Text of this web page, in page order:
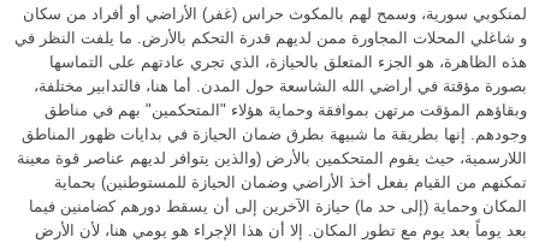
لمنكوبي سورية، وسمح لهم بالمكوث حراس (غفر ) الأراضي أو أفراد من سكان
و شاغلي المحلات المجاورة ممن لديهم قدرة التحكم بالأرض
ما يلفت النظر في
هذه الظاهرة، هو الجزء المتعلق بالحيازة، الذي تجري عادتهم على التماسها
بصورة مؤقتة في أراضي الله الشاسعة حول المدن
أما هنا، فالتدابير مختلفة،
وبقاؤهم المؤقت مرتهن بموافقة وحماية هؤلاء " المتحكمين" بهم في مناطق
وجودهم
إنها بطريقة ما شبيهة بطرق ضمان الحيازة في بدايات ظهور المناطق
اللارسمية، حيث يقوم المتحكمين بالأرض (والذين يتوافر لديهم عناصر قوة معينة
تمكنهم من القيام بفعل أخذ الأراضي وضمان الحيازة للمستوطنين) بحماية
المكان وحماية ( إلى حد ما) حيازة الآخرين إلى أن يسقط دورهم كضامنين فيما
بعد يوماً بعد يوم مع تطور المكان
إلا أن هذا الإجراء هو يومي هنا، لأن الأرض